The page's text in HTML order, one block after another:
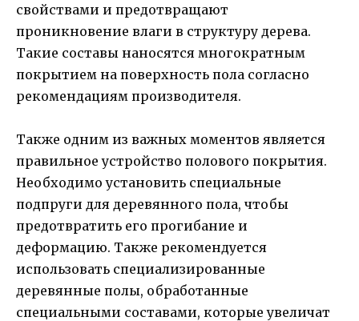
свойствами и предотвращают
проникновение влаги в структуру дерева.
Такие составы наносятся многократным
покрытием на поверхность пола согласно
рекомендациям производителя.
Также одним из важных моментов является
правильное устройство полового покрытия.
Необходимо установить специальные
подпруги для деревянного пола, чтобы
предотвратить его прогибание и
деформацию. Также рекомендуется
использовать специализированные
деревянные полы, обработанные
специальными составами, которые увеличат